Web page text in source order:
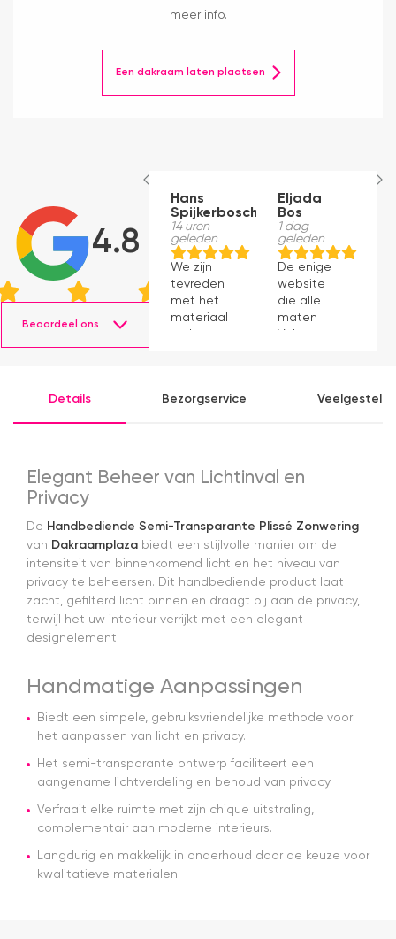
meer info.
Een dakraam laten plaatsen
4.8
Beoordeel ons
Hans
Spijkerbosch
14 uren
geleden
We zijn
tevreden
met het
materiaal
en het
Eljada
Bos
1 dag
geleden
De enige
website
die alle
maten
Velux op
eens snel
afspraken
over dag
van
nagekomen.
Nog een
tip.. heb nu
een
origineel
gekocht.
duurder
die ook
het en der
worden
installatie
Details Bezorgservice
Elegant Beheer van Lichtinval en
Privacy
De Handbediende Semi-Transparante Plissé Zonwering
van Dakraamplaza biedt een stijlvolle manier om de
intensiteit van binnenkomend licht en het niveau van
privacy te beheersen. Dit handbediende product laat
zacht, gefilterd licht binnen en draagt bij aan de privacy,
terwijl het uw interieur verrijkt met een elegant
designelement.
Handmatige Aanpassingen
Biedt een simpele, gebruiksvriendelijke methode voor
het aanpassen van licht en privacy.
Het semi-transparante ontwerp faciliteert een
aangename lichtverdeling en behoud van privacy.
Verfraait elke ruimte met zijn chique uitstraling,
complementair aan moderne interieurs.
Langdurig en makkelijk in onderhoud door de keuze voor
kwalitatieve materialen.